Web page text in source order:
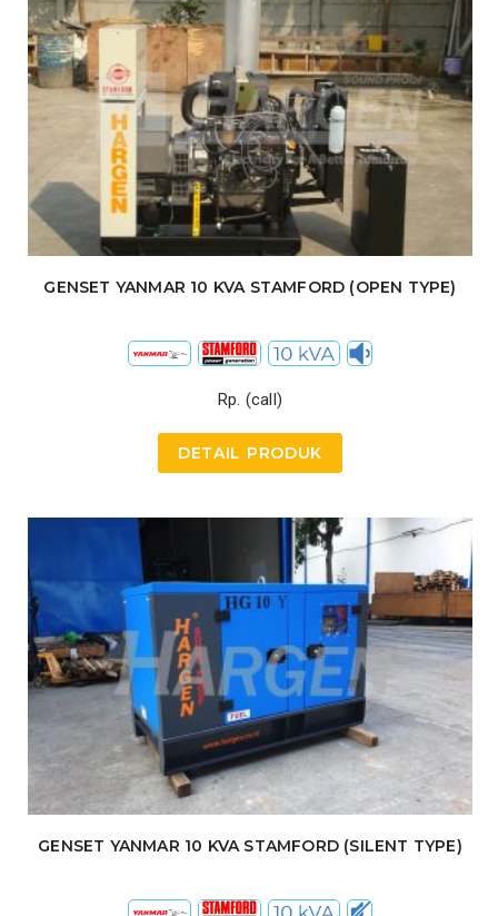
GENSET YANMAR 10 KVA STAMFORD (OPEN TYPE)
Rp. (call)
DETAIL PRODUK
GENSET YANMAR 10 KVA STAMFORD (SILENT TYPE)